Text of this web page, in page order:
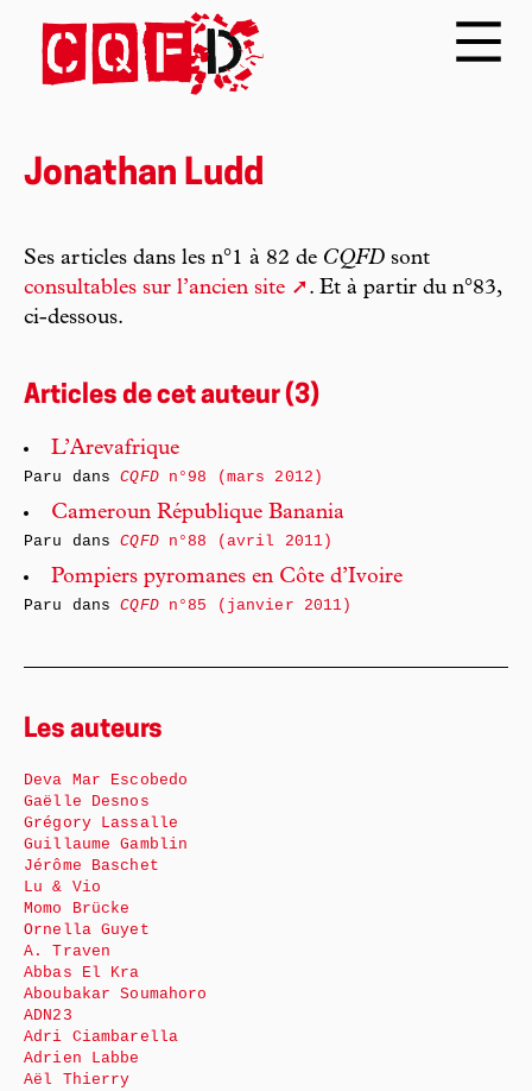
Jonathan Ludd
Ses articles dans les n°1 à 82 de CQFD sont
consultables sur l’ancien site
. Et à partir du n°83,
ci-dessous.
Articles de cet auteur (3)
L’Arevafrique
Paru dansCQFDn°98 (mars 2012)
Cameroun République Banania
Paru dansCQFDn°88 (avril 2011)
Pompiers pyromanes en Côte d’Ivoire
Paru dansCQFDn°85 (janvier 2011)
Les auteurs
Deva Mar Escobedo
Gaëlle Desnos
Grégory Lassalle
Guillaume Gamblin
Jérôme Baschet
Lu & Vio
Momo Brücke
Ornella Guyet
A. Traven
Abbas El Kra
Aboubakar Soumahoro
ADN23
Adri Ciambarella
Adrien Labbe
Aël Thierry